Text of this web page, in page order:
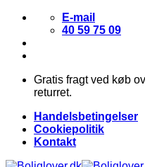
Fortsæt
indhold
E-mail
40 59 75 09
Gratis fragt ved køb
returret.
Handelsbetingelser
Cookiepolitik
Kontakt